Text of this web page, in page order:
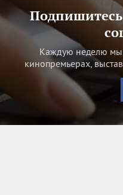
Каждую неделю мы
кинопремьерах,